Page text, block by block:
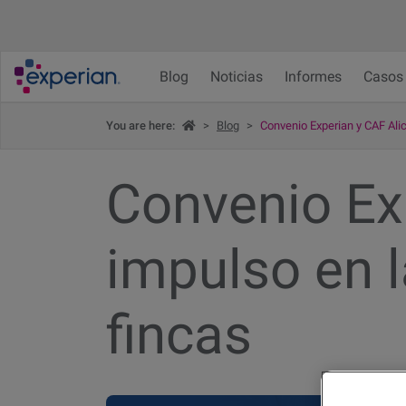
Blog Noticias Informes
You are here: > Blog > Convenio Experian y CAF
Convenio
impulso en
fincas